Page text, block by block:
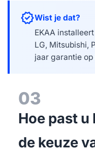
verifiedWist je dat?
EKAA
LG, Mitsubishi,
jaar garantie
03
Hoe past u
de keuze